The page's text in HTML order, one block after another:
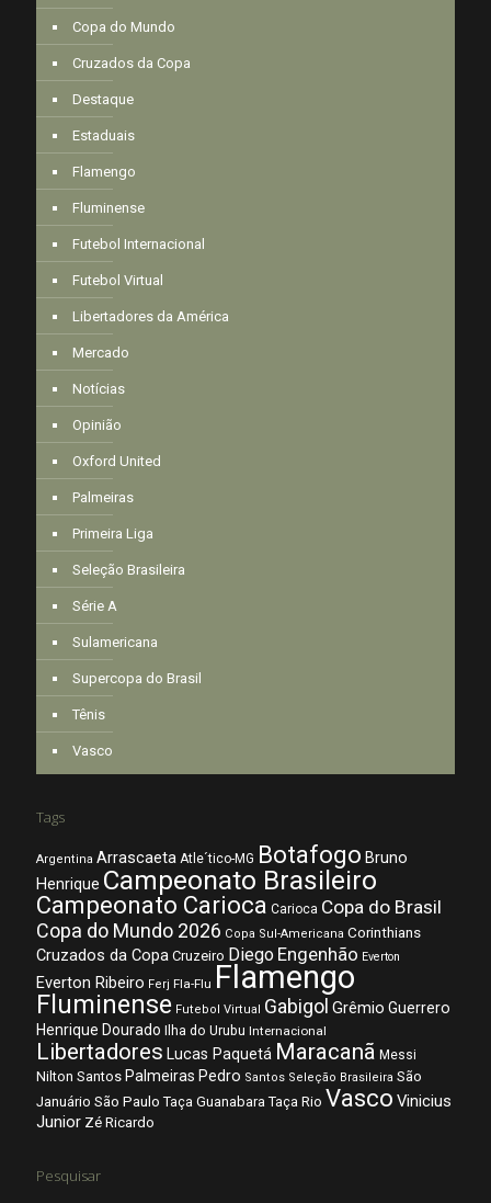
Copa do Mundo
Cruzados da Copa
Destaque
Estaduais
Flamengo
Fluminense
Futebol Internacional
Futebol Virtual
Libertadores da América
Mercado
Notícias
Opinião
Oxford United
Palmeiras
Primeira Liga
Seleção Brasileira
Série A
Sulamericana
Supercopa do Brasil
Tênis
Vasco
Tags
Argentina Arrascaeta Atle´tico-MG Botafogo Bruno
Henrique Campeonato Brasileiro
Campeonato Carioca Carioca Copa do Brasil
Copa do Mundo 2026 Copa Sul-Americana Corinthians
Cruzados da Copa Cruzeiro Diego Engenhão Everton
Everton Ribeiro Ferj Fla-Flu Flamengo
Fluminense Futebol Virtual Gabigol Grêmio Guerrero
Henrique Dourado Ilha do Urubu Internacional
Libertadores Lucas Paquetá Maracanã Messi
Nilton Santos Palmeiras Pedro Santos Seleção Brasileira São
Januário São Paulo Taça Guanabara Taça Rio Vasco Vinicius
Junior Zé Ricardo
Pesquisar